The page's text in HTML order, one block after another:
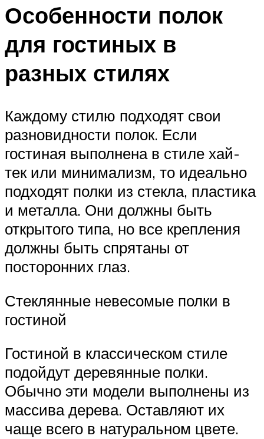
Особенности полок
для гостиных в
разных стилях
Каждому стилю подходят свои
разновидности полок. Если
гостиная выполнена в стиле хай-
тек или минимализм, то идеально
подходят полки из стекла, пластика
и металла. Они должны быть
открытого типа, но все крепления
должны быть спрятаны от
посторонних глаз.
Стеклянные невесомые полки в
гостиной
Гостиной в классическом стиле
подойдут деревянные полки.
Обычно эти модели выполнены из
массива дерева. Оставляют их
чаще всего в натуральном цвете.